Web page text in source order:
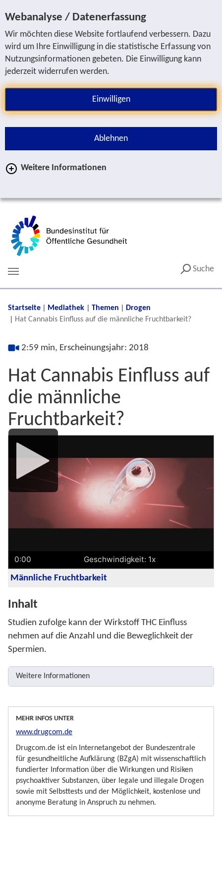
Webanalyse / Datenerfassung
Wir möchten diese Website fortlaufend verbessern. Dazu
wird um Ihre Einwilligung in die statistische Erfassung von
Nutzungsinformationen gebeten. Die Einwilligung kann
jederzeit widerrufen werden.
Einwilligen
Ablehnen
Weitere Informationen
Suche
You are here:
Startseite Mediathek Themen
Drogen
Hat Cannabis Einfluss auf die männliche Fruchtbarkeit?
2:59 min, Erscheinungsjahr: 2018
Hat Cannabis Einfluss auf
die männliche
Fruchtbarkeit?
Media
Player
0:00 Geschwindigkeit: 1x
Männliche Fruchtbarkeit
Inhalt
Studien zufolge kann der Wirkstoff THC Einfluss
nehmen auf die Anzahl und die Beweglichkeit der
Spermien.
Weitere Informationen
MEHR INFOS UNTER
www.drugcom.de
Drugcom.de ist ein Internetangebot der Bundeszentrale
für gesundheitliche Aufklärung (BZgA) mit wissenschaftlich
fundierter Information über die Wirkungen und Risiken
psychoaktiver Substanzen, über legale und illegale Drogen
sowie mit Selbsttests und der Möglichkeit, kostenlose und
anonyme Beratung in Anspruch zu nehmen.